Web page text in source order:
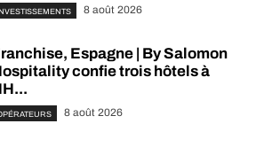
8 août 2026
Espagne | By Salomon
confie trois hôtels à
8 août 2026